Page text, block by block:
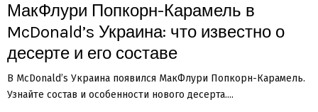
МакФлури Попкорн-Карамель в
McDonald’s Украина: что известно о
десерте и его составе
В McDonald’s Украина появился МакФлури Попкорн-Карамель.
Узнайте состав и особенности нового десерта....